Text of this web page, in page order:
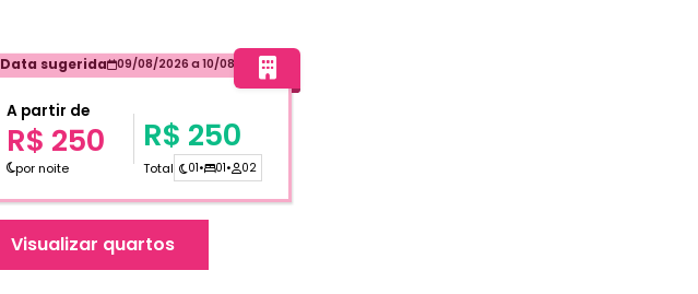
Data sugerida 09/08/2026 a 10/08/2026
A partir de
R$ 250
por noite
R$ 250
Total 01• 01• 02
Visualizar quartos